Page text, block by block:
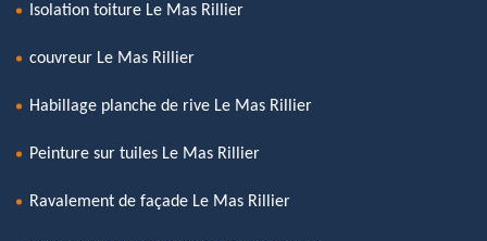
Isolation toiture Le Mas Rillier
couvreur Le Mas Rillier
Habillage planche de rive Le Mas Rillier
Peinture sur tuiles Le Mas Rillier
Ravalement de façade Le Mas Rillier